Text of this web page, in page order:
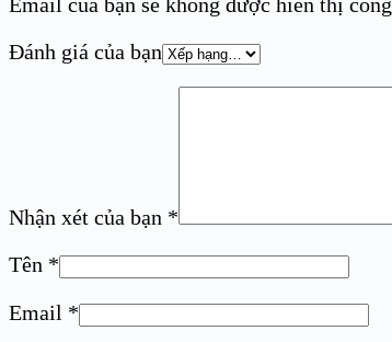
Đánh giá của bạn
Nhận xét của bạn *
Tên *
Email *